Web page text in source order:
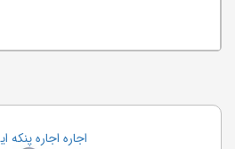
اجاره اجاره پنکه